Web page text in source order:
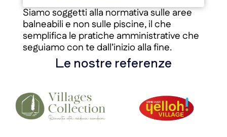
Siamo soggetti alla normativa sulle aree
balneabili e non sulle piscine, il che
semplifica le pratiche amministrative che
seguiamo con te dall’inizio alla fine.
Le nostre referenze